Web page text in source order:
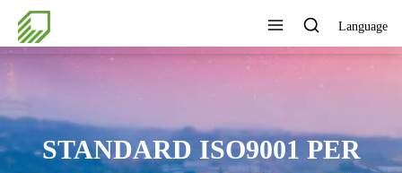
Language
STANDARD ISO9001 PER